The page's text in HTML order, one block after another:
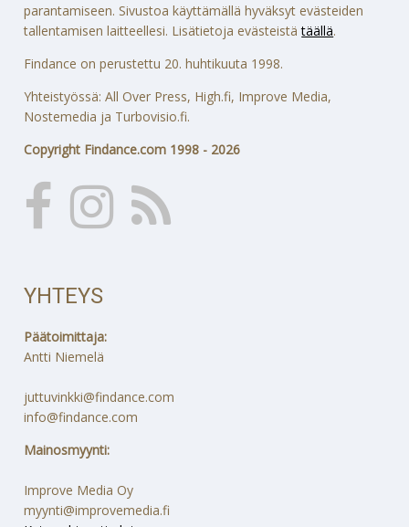
parantamiseen. Sivustoa käyttämällä hyväksyt evästeiden
tallentamisen laitteellesi. Lisätietoja evästeistätäällä.
Findance on perustettu 20. huhtikuuta 1998.
Yhteistyössä: All Over Press, High.fi, Improve Media,
Nostemedia ja Turbovisio.fi.
Copyright Findance.com 1998 - 2026
YHTEYS
Päätoimittaja:
Antti Niemelä
juttuvinkki@findance.com
info@findance.com
Mainosmyynti:
Improve Media Oy
myynti@improvemedia.fi